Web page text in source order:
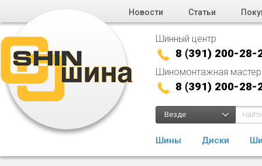
Новости Статьи
Шинный центр
8 (391) 200-28-
Шиномонтажная
8 (391) 200-28-
Везде
Шины Диски